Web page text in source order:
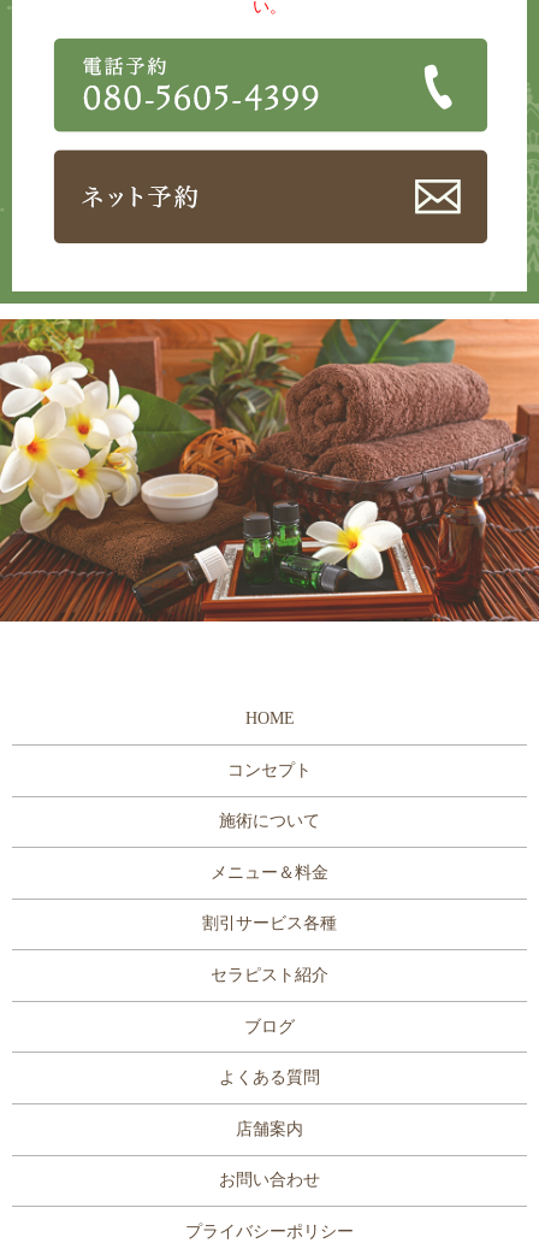
い。
HOME
コンセプト
施術について
メニュー＆料金
割引サービス各種
セラピスト紹介
ブログ
よくある質問
店舗案内
お問い合わせ
プライバシーポリシー